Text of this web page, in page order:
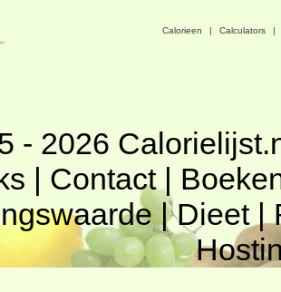
Calorieen | Calculators |
- 2026
| Contact|
|Dieet|